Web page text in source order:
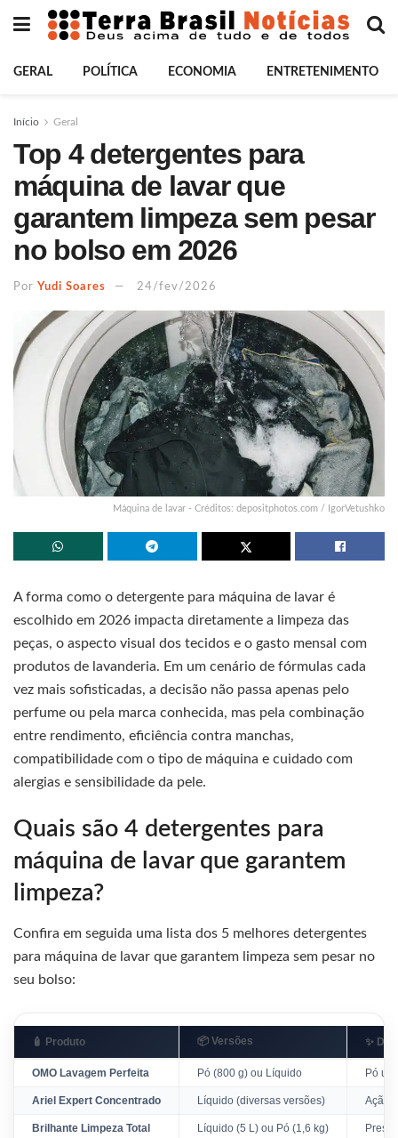
GERAL POLÍTICA ECONOMIA ENTRETENIMENTO
Início Geral
Top 4 detergentes para
máquina de lavar que
garantem limpeza sem pesar
no bolso em 2026
Por Yudi Soares 24/fev/2026
Máquina de lavar - Créditos: depositphotos.com / IgorVetushko
A forma como o detergente para máquina de lavar é
escolhido em 2026 impacta diretamente a limpeza das
peças, o aspecto visual dos tecidos e o gasto mensal com
produtos de lavanderia. Em um cenário de fórmulas cada
vez mais sofisticadas, a decisão não passa apenas pelo
perfume ou pela marca conhecida, mas pela combinação
entre rendimento, eficiência contra manchas,
compatibilidade com o tipo de máquina e cuidado com
alergias e sensibilidade da pele.
Quais são 4 detergentes para
máquina de lavar que garantem
limpeza?
Confira em seguida uma lista dos 5 melhores detergentes
para máquina de lavar que garantem limpeza sem pesar no
seu bolso:
🧴 Produto 📦 Versões ✨
OMO Lavagem Perfeita Pó (800 g) ou Líquido Pó
Ariel Expert Concentrado Líquido (diversas versões) Ação
Brilhante Limpeza Total Líquido (5 L) ou Pó (1,6 kg)